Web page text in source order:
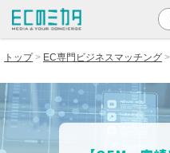
トップ EC専門ビジネスマッチング